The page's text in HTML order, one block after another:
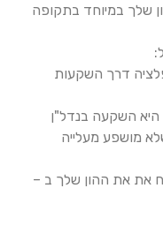
שלך במיוחד בתקופה
דרך השקעות
השקעה בנדל"ן
מושפע מעלייה
את את ההון שלך ב –